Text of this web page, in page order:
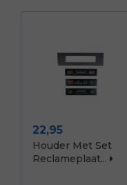
Prijs
22,95
Houder Met Set
Reclameplaat...